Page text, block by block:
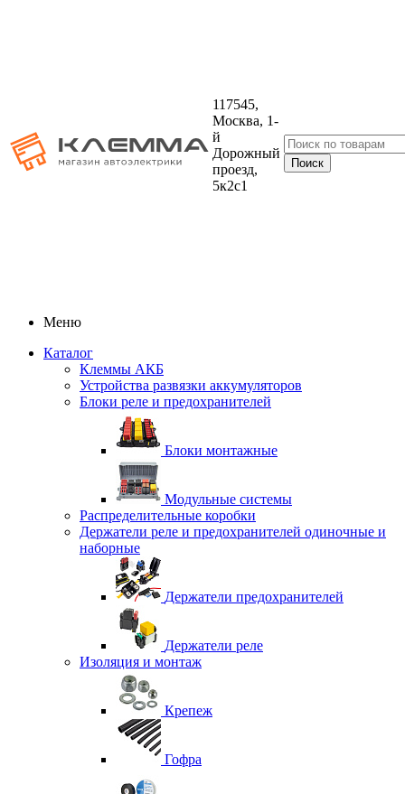
117545,
Москва, 1-
й
Дорожный
проезд,
5к2с1
Меню
Каталог
Клеммы АКБ
Устройства развязки аккумуляторов
Блоки реле и предохранителей
Блоки монтажные
Модульные системы
Распределительные коробки
Держатели реле и предохранителей одиночные и
наборные
Держатели предохранителей
Держатели реле
Изоляция и монтаж
Крепеж
Гофра